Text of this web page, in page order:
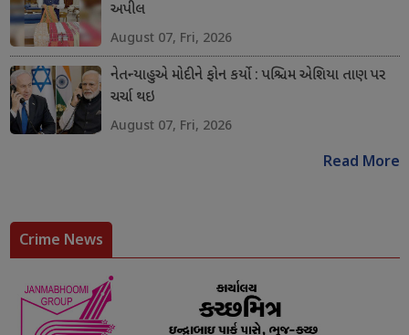
અપીલ
August 07, Fri, 2026
નેતન્યાહુએ મોદીને ફોન કર્યો : પશ્ચિમ એશિયા તાણ પર
ચર્ચા થઇ
August 07, Fri, 2026
Read More
Crime News